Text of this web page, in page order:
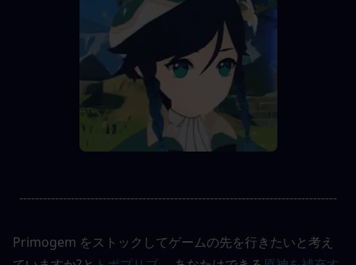
--------------------------------------------------------------------------------
Primogem をストックしてゲームの先を行きたいと考え